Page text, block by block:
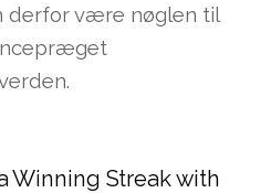
derfor være nøglen til
Winning Streak with